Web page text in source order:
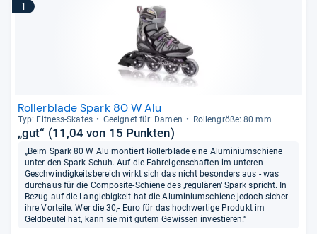
1
Rollerblade Spark 80 W Alu
Typ: Fit­ness-​Ska­tes Geeig­net für: Damen Rol­len­größe: 80 mm
„gut“ (11,04 von 15 Punkten)
„Beim Spark 80 W Alu montiert Rollerblade eine Aluminiumschiene
unter den Spark-Schuh. Auf die Fahreigenschaften im unteren
Geschwindigkeitsbereich wirkt sich das nicht besonders aus - was
durchaus für die Composite-Schiene des ‚regulären‘ Spark spricht. In
Bezug auf die Langlebigkeit hat die Aluminiumschiene jedoch sicher
ihre Vorteile. Wer die 30,- Euro für das hochwertige Produkt im
Geldbeutel hat, kann sie mit gutem Gewissen investieren.“